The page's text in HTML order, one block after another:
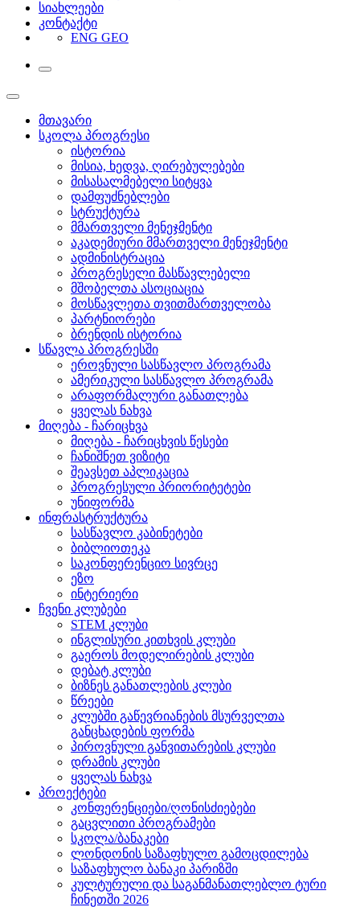
სიახლეები
კონტაქტი
ENG GEO
მთავარი
სკოლა პროგრესი
ისტორია
მისია, ხედვა, ღირებულებები
მისასალმებელი სიტყვა
დამფუძნებლები
სტრუქტურა
მმართველი მენეჯმენტი
აკადემიური მმართველი მენეჯმენტი
ადმინისტრაცია
პროგრესელი მასწავლებელი
მშობელთა ასოციაცია
მოსწავლეთა თვითმართველობა
პარტნიორები
ბრენდის ისტორია
სწავლა პროგრესში
ეროვნული სასწავლო პროგრამა
ამერიკული სასწავლო პროგრამა
არაფორმალური განათლება
ყველას ნახვა
მიღება - ჩარიცხვა
მიღება - ჩარიცხვის წესები
ჩანიშნეთ ვიზიტი
შეავსეთ აპლიკაცია
პროგრესული პრიორიტეტები
უნიფორმა
ინფრასტრუქტურა
სასწავლო კაბინეტები
ბიბლიოთეკა
საკონფერენციო სივრცე
ეზო
ინტერიერი
ჩვენი კლუბები
STEM კლუბი
ინგლისური კითხვის კლუბი
გაეროს მოდელირების კლუბი
დებატ კლუბი
ბიზნეს განათლების კლუბი
წრეები
კლუბში გაწევრიანების მსურველთა
განცხადების ფორმა
პიროვნული განვითარების კლუბი
დრამის კლუბი
ყველას ნახვა
პროექტები
კონფერენციები/ღონისძიებები
გაცვლითი პროგრამები
სკოლა/ბანაკები
ლონდონის საზაფხულო გამოცდილება
საზაფხულო ბანაკი პარიზში
კულტურული და საგანმანათლებლო ტური
ჩინეთში 2026